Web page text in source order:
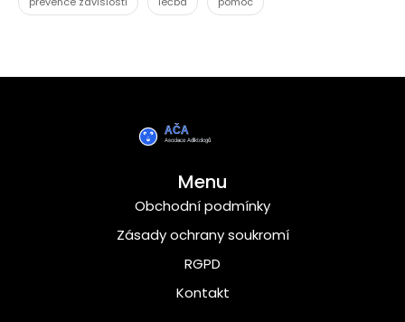
Menu
Obchodní podmínky
Zásady ochrany soukromí
RGPD
Kontakt